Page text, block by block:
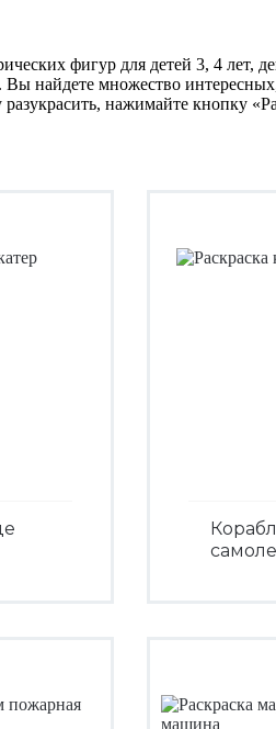
фигур для детей 3, 4 лет,
Вы найдете множество
нажимайте кнопку